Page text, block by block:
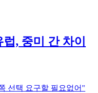
, 중미 간 차이
선택 요구할 필요없어"